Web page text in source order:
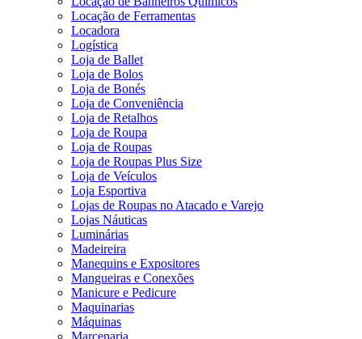
Locação de Ferramentas
Locadora
Logística
Loja de Ballet
Loja de Bolos
Loja de Bonés
Loja de Conveniência
Loja de Retalhos
Loja de Roupa
Loja de Roupas
Loja de Roupas Plus Size
Loja de Veículos
Loja Esportiva
Lojas de Roupas no Atacado e Varejo
Lojas Náuticas
Luminárias
Madeireira
Manequins e Expositores
Mangueiras e Conexões
Manicure e Pedicure
Maquinarias
Máquinas
Marcenaria